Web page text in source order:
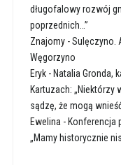
długofalowy rozwój
poprzednich…”
Znajomy-Sulęczyno.
Węgorzyno
Eryk- Natalia Gronda,
Kartuzach:
sądzę, że mogą
Ewelina- Konferencja
„Mamy historycznie